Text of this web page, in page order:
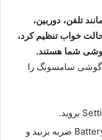
تلفن، دوربین،
خواب تنظیم کرد،
شما هستند.
گوشی سامسونگ را
روی Battery > Background usage limits ضربه بزنید و